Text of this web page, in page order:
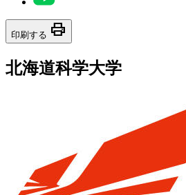
印刷する print
北海道科学大学